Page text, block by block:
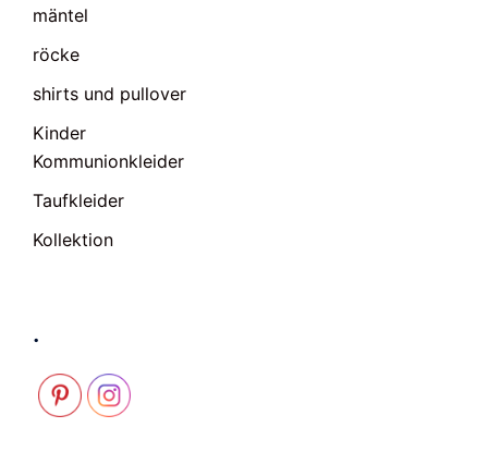
mäntel
röcke
shirts und pullover
Kinder
Kommunionkleider
Taufkleider
Kollektion
.